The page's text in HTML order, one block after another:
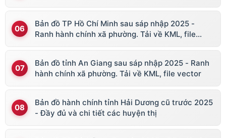
Bản đồ TP Hồ Chí Minh sau sáp nhập 2025 -
Ranh hành chính xã phường. Tải về KML, file
Bản đồ tỉnh An Giang sau sáp nhập 2025 - Ranh
hành chính xã phường. Tải về KML, file vector
Bản đồ hành chính tỉnh Hải Dương cũ trước 2025
- Đầy đủ và chi tiết các huyện thị